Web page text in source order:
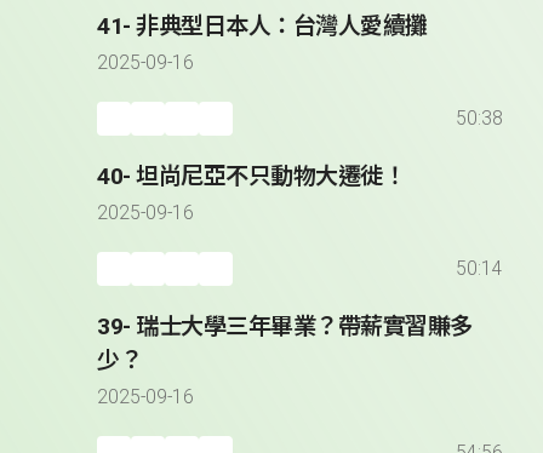
41- 非典型日本人：台灣人愛續攤
2025-09-16
50:38
40- 坦尚尼亞不只動物大遷徙！
2025-09-16
50:14
39- 瑞士大學三年畢業？帶薪實習賺多
少？
2025-09-16